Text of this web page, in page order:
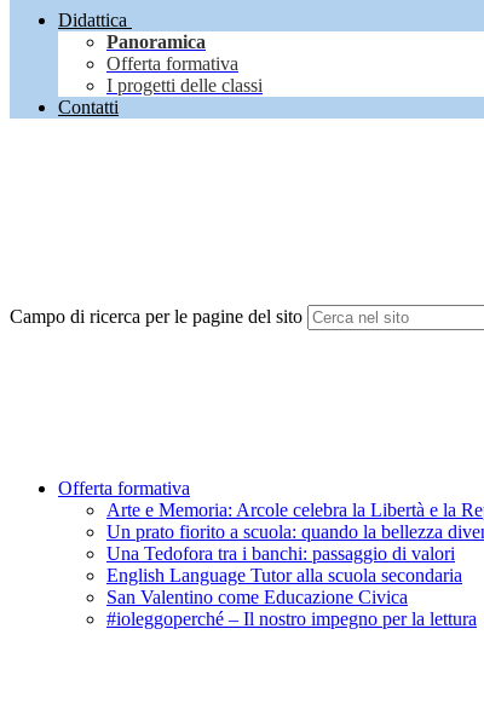
Didattica
Panoramica
Offerta formativa
I progetti delle classi
Contatti
Campo di ricerca per le pagine del sito
Offerta formativa
Arte e Memoria: Arcole celebra la Libertà e la
Un prato fiorito a scuola: quando la bellezza
Una Tedofora tra i banchi: passaggio di valori
English Language Tutor alla scuola secondaria
San Valentino come Educazione Civica
#ioleggoperché – Il nostro impegno per la lettura